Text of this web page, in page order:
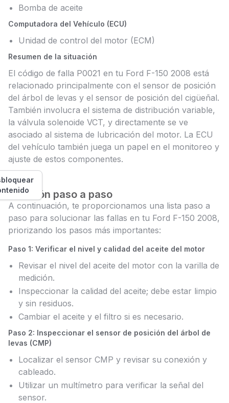
Bomba de aceite
Computadora del Vehículo (ECU)
Unidad de control del motor (ECM)
Resumen de la situación
El código de falla P0021 en tu Ford F-150 2008 está
relacionado principalmente con el sensor de posición
del árbol de levas y el sensor de posición del cigüeñal.
También involucra el sistema de distribución variable,
la válvula solenoide VCT, y directamente se ve
asociado al sistema de lubricación del motor. La ECU
del vehículo también juega un papel en el monitoreo y
ajuste de estos componentes.
Solución paso a paso
A continuación, te proporcionamos una lista paso a
paso para solucionar las fallas en tu Ford F-150 2008,
priorizando los pasos más importantes:
Paso 1: Verificar el nivel y calidad del aceite del motor
Revisar el nivel del aceite del motor con la varilla de
medición.
Inspeccionar la calidad del aceite; debe estar limpio
y sin residuos.
Cambiar el aceite y el filtro si es necesario.
Paso 2: Inspeccionar el sensor de posición del árbol de
levas (CMP)
Localizar el sensor CMP y revisar su conexión y
cableado.
Utilizar un multímetro para verificar la señal del
sensor.